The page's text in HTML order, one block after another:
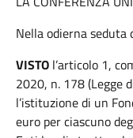
Nella odierna seduta
VISTO l’articolo 1,
2020, n. 178 (Legge
l’istituzione di un
euro per ciascuno